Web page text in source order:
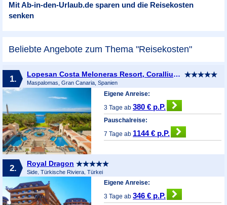
Mit Ab-in-den-Urlaub.de sparen und die Reisekosten
senken
Beliebte Angebote zum Thema "Reisekosten"
1. Lopesan Costa Meloneras Resort, Corallium Spa & Casino
Maspalomas, Gran Canaria, Spanien
Eigene Anreise:
3 Tage ab380 € p.P.
Pauschalreise:
7 Tage ab 1144 € p.P.
2. Royal Dragon
Side, Türkische Riviera, Türkei
Eigene Anreise:
3 Tage ab346 € p.P.